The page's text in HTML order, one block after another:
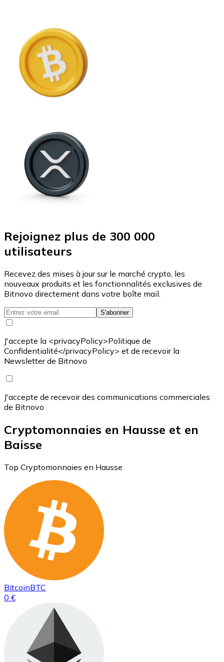
Rejoignez plus de 300 000
utilisateurs
Recevez des mises à jour sur le marché crypto, les
nouveaux produits et les fonctionnalités exclusives de
Bitnovo directement dans votre boîte mail.
S'abonner
J'accepte la <privacyPolicy>Politique de
Confidentialité</privacyPolicy> et de recevoir la
Newsletter de Bitnovo
J'accepte de recevoir des communications commerciales
de Bitnovo
Cryptomonnaies en Hausse et en
Baisse
Top Cryptomonnaies en Hausse
BitcoinBTC
0 €